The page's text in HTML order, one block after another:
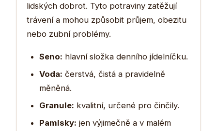
lidských dobrot. Tyto potraviny zatěžují
trávení a mohou způsobit průjem, obezitu
nebo zubní problémy.
Seno: hlavní složka denního jídelníčku.
Voda: čerstvá, čistá a pravidelně
měněná.
Granule: kvalitní, určené pro činčily.
Pamlsky: jen výjimečně a v malém